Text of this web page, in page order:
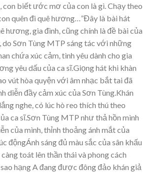
con biết ước mơ của con là gì. Chạy theo
quên đi quê hương…”Đây là bài hát
hương, gia đình, cũng chính là đề bài của
do Sơn Tùng MTP sáng tác với những
chứa xúc cảm, tình yêu dành cho gia
yêu dấu của ca sĩ.Giọng hát khi khàn
vút hòa quyện với âm nhạc bắt tai đã
diễn đầy cảm xúc của Sơn Tùng.Khán
nghe, có lúc hò reo thích thú theo
ca sĩ.Sơn Tùng MTP như thả hồn mình
của mình, thỉnh thoảng ánh mắt của
độngÁnh sáng đủ màu sắc của sân khấu
toát lên thần thái và phong cách
hạng A đang được đông đảo khán giả